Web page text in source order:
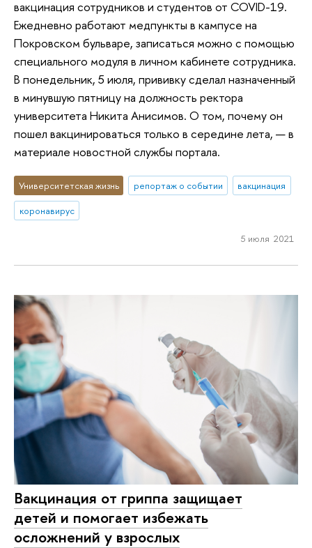
вакцинация сотрудников и студентов от COVID-19.
Ежедневно работают медпункты в кампусе на
Покровском бульваре, записаться можно с помощью
специального модуля в личном кабинете сотрудника.
В понедельник, 5 июля, прививку сделал назначенный
в минувшую пятницу на должность ректора
университета Никита Анисимов. О том, почему он
пошел вакцинироваться только в середине лета, — в
материале новостной службы портала.
Университетская жизнь репортаж о событии
вакцинация
коронавирус
5 июля 2021
Вакцинация от гриппа защищает
детей и помогает избежать
осложнений у взрослых